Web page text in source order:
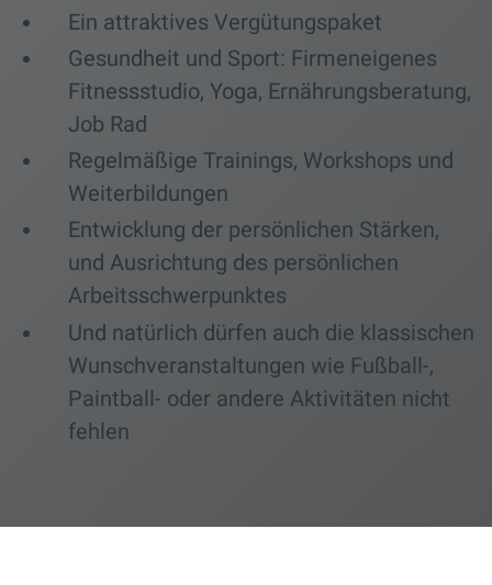
Ein attraktives Vergütungspaket
Gesundheit und Sport: Firmeneigenes
Fitnessstudio, Yoga, Ernährungsberatung,
Job Rad
Regelmäßige Trainings, Workshops und
Weiterbildungen
Entwicklung der persönlichen Stärken,
und Ausrichtung des persönlichen
Arbeitsschwerpunktes
Und natürlich dürfen auch die klassischen
Wunschveranstaltungen wie Fußball-,
Paintball- oder andere Aktivitäten nicht
fehlen